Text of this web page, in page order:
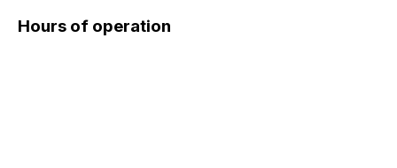
Hours of operation